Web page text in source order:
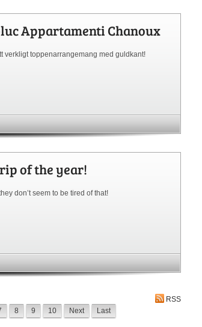
Appartamenti Chanoux
verkligt toppenarrangemang med guldkant!
of the year!
don’t seem to be tired of that!
RSS
8 9 10 Next Last